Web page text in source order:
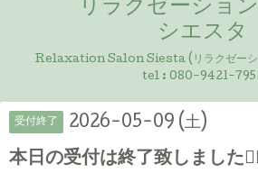
リラクゼーショ
シエスタ
Relaxation Salon Siesta (リラクゼーシ
tel : 080-9421-
受付終了 2026-05-09 (土)
本日の受付は終了致しました